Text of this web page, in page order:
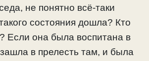
не понятно всё-таки
состояния дошла? Кто
Если она была воспитана в
в прелесть там, и была